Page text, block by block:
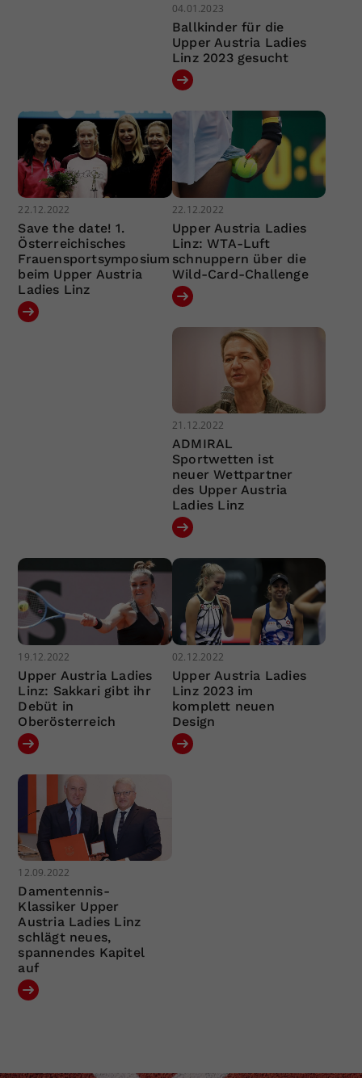
04.01.2023
Ballkinder für die
Upper Austria Ladies
Linz 2023 gesucht
22.12.2022
Save the date! 1.
Österreichisches
Frauensportsymposium
beim Upper Austria
Ladies Linz
22.12.2022
Upper Austria Ladies
Linz: WTA-Luft
schnuppern über die
Wild-Card-Challenge
21.12.2022
ADMIRAL
Sportwetten ist
neuer Wettpartner
des Upper Austria
Ladies Linz
19.12.2022
Upper Austria Ladies
Linz: Sakkari gibt ihr
Debüt in
Oberösterreich
02.12.2022
Upper Austria Ladies
Linz 2023 im
komplett neuen
Design
12.09.2022
Damentennis-
Klassiker Upper
Austria Ladies Linz
schlägt neues,
spannendes Kapitel
auf